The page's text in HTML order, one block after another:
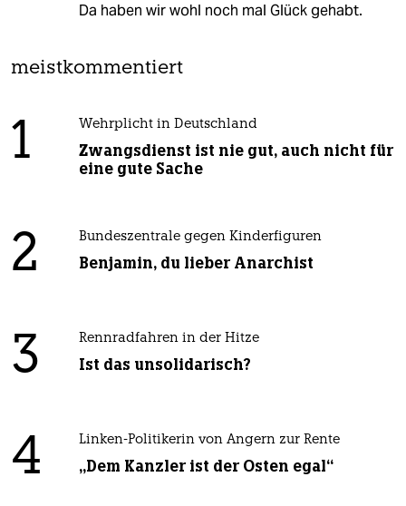
Da haben wir wohl noch mal Glück gehabt.
meistkommentiert
1 Wehrplicht in Deutschland
Zwangsdienst ist nie gut, auch nicht für
eine gute Sache
2 Bundeszentrale gegen Kinderfiguren
Benjamin, du lieber Anarchist
3 Rennradfahren in der Hitze
Ist das unsolidarisch?
4 Linken-Politikerin von Angern zur Rente
„Dem Kanzler ist der Osten egal“